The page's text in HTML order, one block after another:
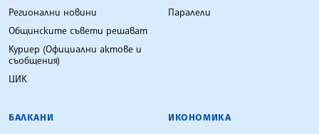
Регионални новини
Общинските съвети решават
Куриер (Официални актове и
съобщения)
ЦИК
Паралели
БАЛКАНИ ИКОНОМИКА